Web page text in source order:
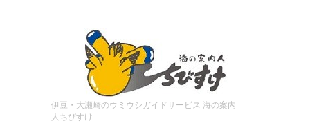
伊豆・大瀬崎のウミウシガイドサービス 海の案内
人ちびすけ